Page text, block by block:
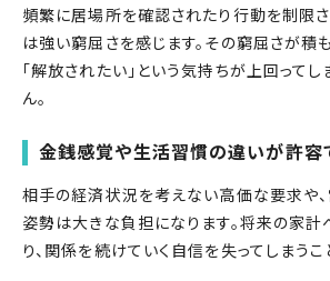
頻繁に居場所を確認されたり行動を制限さ
は強い窮屈さを感じます。その窮屈さが積
「解放されたい」という気持ちが上回って
ん。
金銭感覚や生活習慣の違いが許容
相手の経済状況を考えない高価な要求や
姿勢は大きな負担になります。将来の家
り、関係を続けていく自信を失ってしまうこ